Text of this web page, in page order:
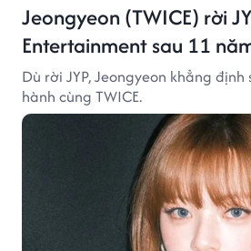
Jeongyeon (TWICE) rời
Entertainment sau 11
Dù rời JYP, Jeongyeon khẳng
hành cùng TWICE.